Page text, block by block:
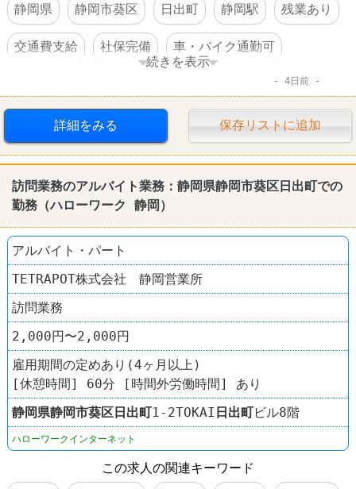
静岡県
静岡市葵区 日出町 静岡駅 残業あり
交通費支給 社保完備 車・バイク通勤可
続きを表示
4日前
詳細をみる 保存リストに追加
訪問業務のアルバイト業務：静岡県静岡市葵区日出町での
勤務（ハローワーク 静岡）
アルバイト・パート
TETRAPOT株式会社 静岡営業所
訪問業務
2,000円〜2,000円
雇用期間の定めあり(4ヶ月以上)
[休憩時間] 60分 [時間外労働時間] あり
静岡県静岡市葵区日出町1-2TOKAI 日出町ビル8階
ハローワークインターネット
この求人の関連キーワード